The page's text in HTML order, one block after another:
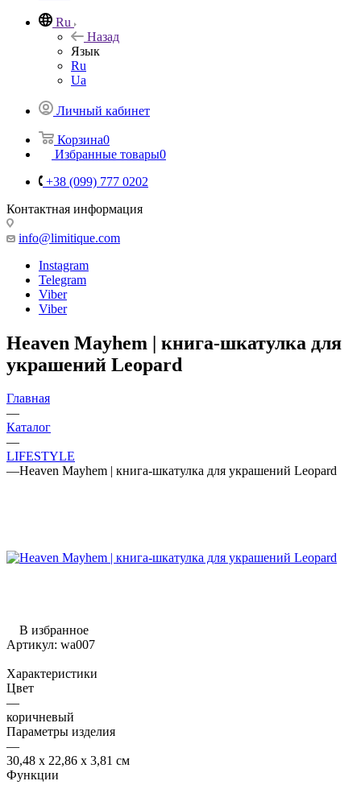
Ru
Назад
Язык
Ru
Ua
Личный кабинет
Корзина0
Избранные товары0
+38 (099) 777 0202
Контактная информация
info@limitique.com
Instagram
Telegram
Viber
Viber
Heaven Mayhem | книга-шкатулка для
украшений Leopard
Главная
—
Каталог
—
LIFESTYLE
—Heaven Mayhem | книга-шкатулка для украшений Leopard
В избранное
Артикул: wa007
Характеристики
Цвет
—
коричневый
Параметры изделия
—
30,48 x 22,86 x 3,81 см
Функции